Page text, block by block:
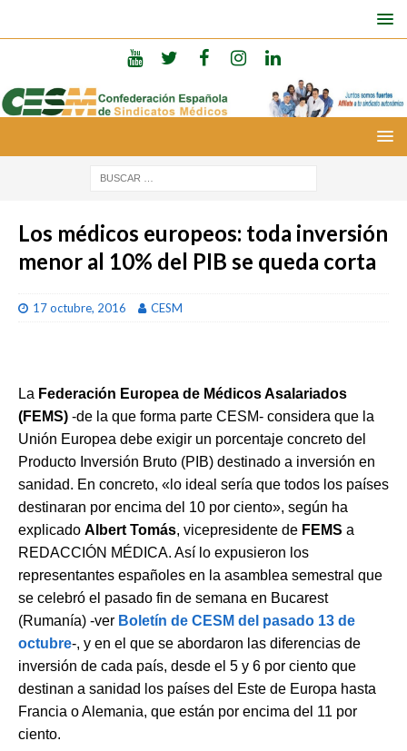
Los médicos europeos: toda inversión
menor al 10% del PIB se queda corta
17 octubre, 2016 CESM
La Federación Europea de Médicos Asalariados
(FEMS) -de la que forma parte CESM- considera que la
Unión Europea debe exigir un porcentaje concreto del
Producto Inversión Bruto (PIB) destinado a inversión en
sanidad. En concreto, «lo ideal sería que todos los países
destinaran por encima del 10 por ciento», según ha
explicado Albert Tomás, vicepresidente de FEMS a
REDACCIÓN MÉDICA. Así lo expusieron los
representantes españoles en la asamblea semestral que
se celebró el pasado fin de semana en Bucarest
(Rumanía) -ver Boletín de CESM del pasado 13 de
octubre-, y en el que se abordaron las diferencias de
inversión de cada país, desde el 5 y 6 por ciento que
destinan a sanidad los países del Este de Europa hasta
Francia o Alemania, que están por encima del 11 por
ciento.